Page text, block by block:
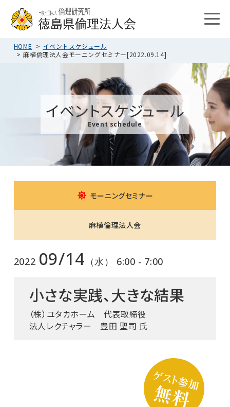
HOME
イベントスケジュール
麻植倫理法人会モーニングセミナー[2022.09.14]
イベントスケジュール
Event schedule
モーニングセミナー
麻植倫理法人会
2022 09/14 （水） 6:00 - 7:00
小さな実践、大きな結果
（株）ユタカホーム 代表取締役
法人レクチャラー 豊田 聖司 氏